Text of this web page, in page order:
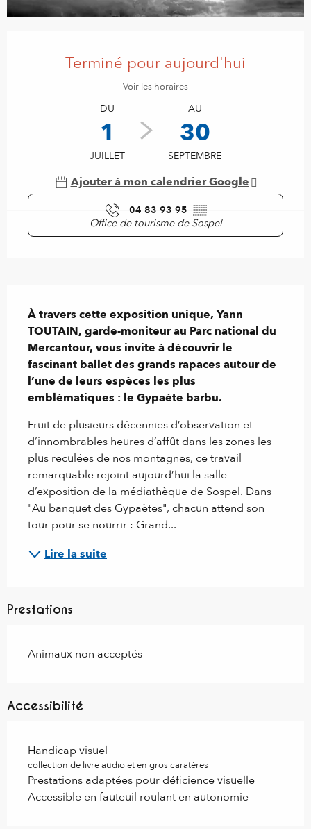
Terminé pour aujourd'hui
Voir les horaires
DU
1
JUILLET
AU
30
SEPTEMBRE
Ajouter à mon calendrier Google
04 83 93 95 ▒▒
Office de tourisme de Sospel
À travers cette exposition unique, Yann
TOUTAIN, garde-moniteur au Parc national du
Mercantour, vous invite à découvrir le
fascinant ballet des grands rapaces autour de
l’une de leurs espèces les plus
emblématiques : le Gypaète barbu.
Fruit de plusieurs décennies d’observation et
d’innombrables heures d’affût dans les zones les
plus reculées de nos montagnes, ce travail
remarquable rejoint aujourd’hui la salle
d’exposition de la médiathèque de Sospel. Dans
"Au banquet des Gypaètes", chacun attend son
tour pour se nourrir : Grand...
Lire la suite
Prestations
Animaux non acceptés
Accessibilité
Handicap visuel
collection de livre audio et en gros caratères
Prestations adaptées pour déficience visuelle
Accessible en fauteuil roulant en autonomie